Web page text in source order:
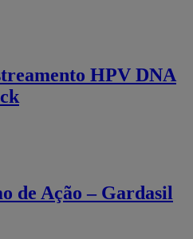
HPV DNA
de Ação – Gardasil